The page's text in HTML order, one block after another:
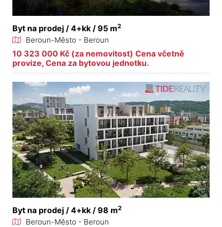
Byt na prodej / 4+kk / 95 m2
Beroun-Město - Beroun
10 323 000 Kč (za nemovitost) Cena včetně
provize, Cena za bytovou jednotku.
Byt na prodej / 4+kk / 98 m2
Beroun-Město - Beroun